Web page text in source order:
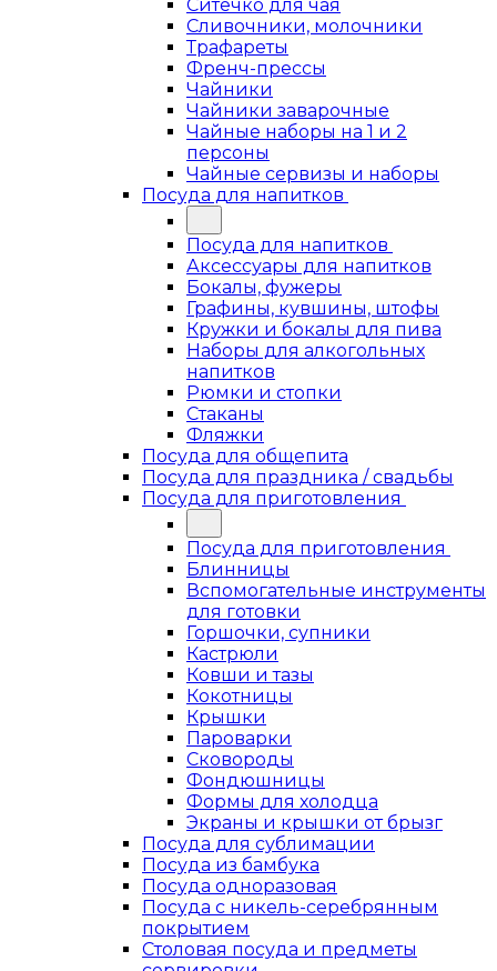
Ситечко для чая
Сливочники, молочники
Трафареты
Френч-прессы
Чайники
Чайники заварочные
Чайные наборы на 1 и 2
персоны
Чайные сервизы и наборы
Посуда для напитков
Посуда для напитков
Аксессуары для напитков
Бокалы, фужеры
Графины, кувшины, штофы
Кружки и бокалы для пива
Наборы для алкогольных
напитков
Рюмки и стопки
Стаканы
Фляжки
Посуда для общепита
Посуда для праздника / свадьбы
Посуда для приготовления
Посуда для приготовления
Блинницы
Вспомогательные инструменты
для готовки
Горшочки, супники
Кастрюли
Ковши и тазы
Кокотницы
Крышки
Пароварки
Сковороды
Фондюшницы
Формы для холодца
Экраны и крышки от брызг
Посуда для сублимации
Посуда из бамбука
Посуда одноразовая
Посуда с никель-серебрянным
покрытием
Столовая посуда и предметы